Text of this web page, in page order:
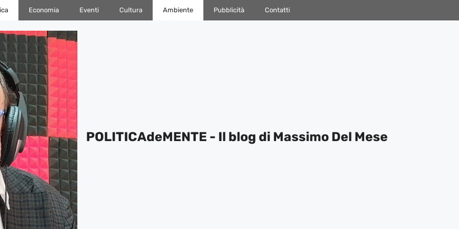
Economia Eventi Cultura Ambiente Pubblicità Contatti
POLITICAdeMENTE - Il blog di Massimo Del Mese